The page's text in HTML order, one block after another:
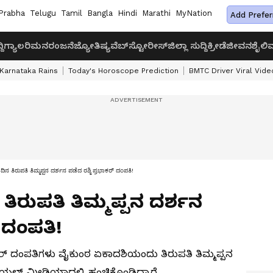
Telugu Tamil Bangla Hindi Marathi MyNation Add
ಗ್ಯಾಲರಿಮನರಂಜನೆಜ್ಯೋತಿಷ್ಯವೆಬ್‌ಸ್ಟೋರೀಸ್ಜಿಲ್ಲಾ ಸುದ್ದಿಕ್ರೀಡೆಜೀವನಶೈಲಿ
Karnataka Rains Today's Horoscope Prediction BMTC Driver Viral
ದಿನ ತಿರುಪತಿ ತಿಮ್ಮಪ್ಪನ ದರ್ಶನ ಪಡೆದ ರಶ್ಮಿ ಪ್ರಭಾಕರ್ ದಂಪತಿ!
ತಿಮ್ಮಪ್ಪನ ದರ್ಶನ
ದಂಪತಿಗಳು ವೈಕುಂಠ ಏಕಾದಶಿಯಂದು ತಿರುಪತಿ ತಿಮ್ಮಪ್ಪನ